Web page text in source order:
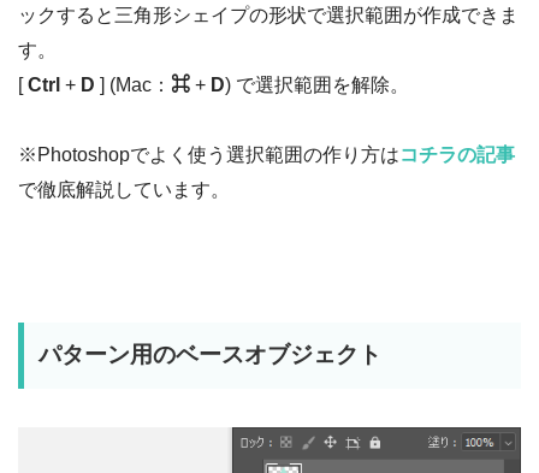
ックすると三角形シェイプの形状で選択範囲が作成できま
す。
[Ctrl + D ] (Mac： ⌘ + D) で選択範囲を解除。
※Photoshopでよく使う選択範囲の作り方はコチラの記事
で徹底解説しています。
パターン用のベースオブジェクト